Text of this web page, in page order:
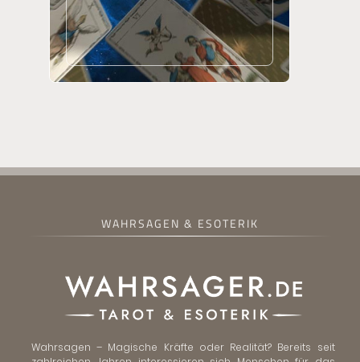
WAHRSAGEN & ESOTERIK
Wahrsagen – Magische Kräfte oder Realität? Bereits seit